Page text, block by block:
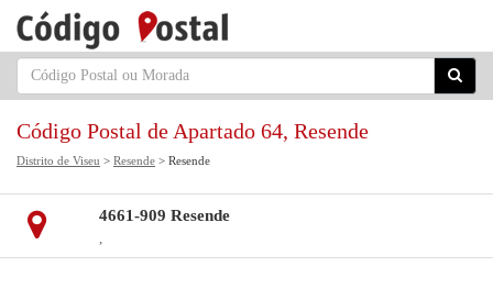
Código Postal de Apartado 64, Resende
Distrito de Viseu > Resende > Resende
4661-909 Resende
,